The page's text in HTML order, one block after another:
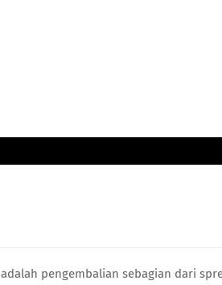
pengembalian sebagian dari